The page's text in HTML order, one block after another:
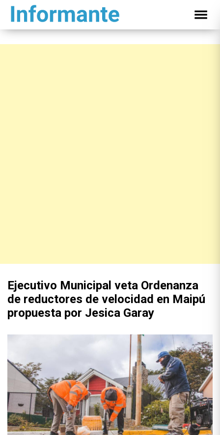
Ejecutivo Municipal veta Ordenanza
de reductores de velocidad en Maipú
propuesta por Jesica Garay